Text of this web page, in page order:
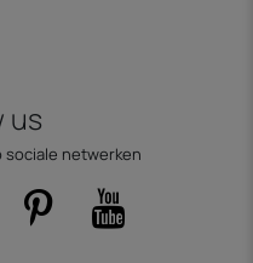
us
sociale netwerken